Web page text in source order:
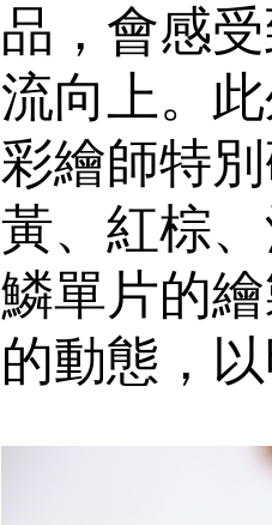
品，會感
流向上。
彩繪師特
黃、紅棕
鱗單片的
的動態，